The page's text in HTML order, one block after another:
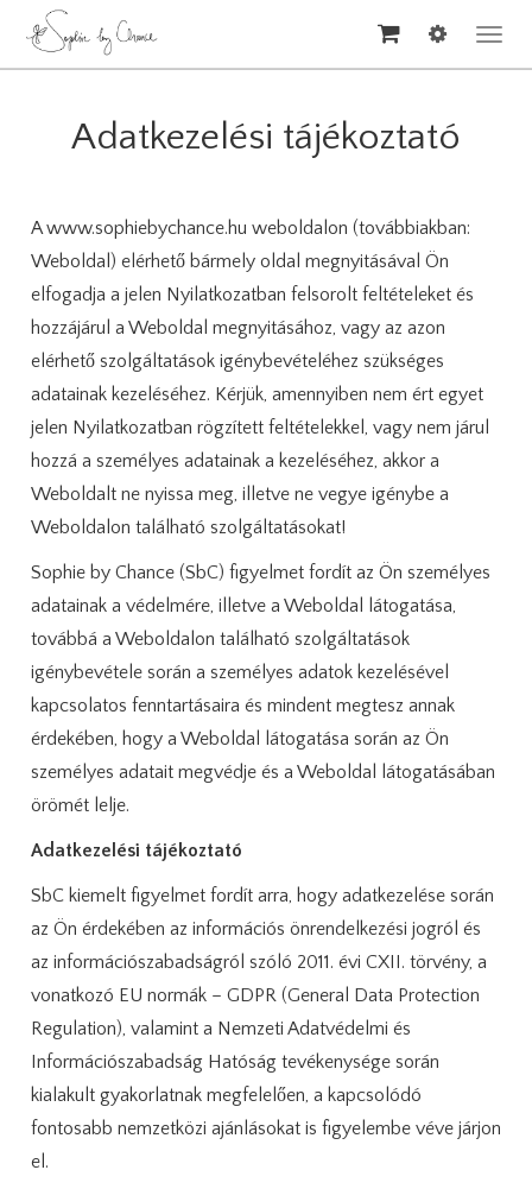
Adatkezelési tájékoztató
A www.sophiebychance.hu weboldalon (továbbiakban:
Weboldal) elérhető bármely oldal megnyitásával Ön
elfogadja a jelen Nyilatkozatban felsorolt feltételeket és
hozzájárul a Weboldal megnyitásához, vagy az azon
elérhető szolgáltatások igénybevételéhez szükséges
adatainak kezeléséhez. Kérjük, amennyiben nem ért egyet
jelen Nyilatkozatban rögzített feltételekkel, vagy nem járul
hozzá a személyes adatainak a kezeléséhez, akkor a
Weboldalt ne nyissa meg, illetve ne vegye igénybe a
Weboldalon található szolgáltatásokat!
Sophie by Chance (SbC) figyelmet fordít az Ön személyes
adatainak a védelmére, illetve a Weboldal látogatása,
továbbá a Weboldalon található szolgáltatások
igénybevétele során a személyes adatok kezelésével
kapcsolatos fenntartásaira és mindent megtesz annak
érdekében, hogy a Weboldal látogatása során az Ön
személyes adatait megvédje és a Weboldal látogatásában
örömét lelje.
Adatkezelési tájékoztató
SbC kiemelt figyelmet fordít arra, hogy adatkezelése során
az Ön érdekében az információs önrendelkezési jogról és
az információszabadságról szóló 2011. évi CXII. törvény, a
vonatkozó EU normák – GDPR (General Data Protection
Regulation), valamint a Nemzeti Adatvédelmi és
Információszabadság Hatóság tevékenysége során
kialakult gyakorlatnak megfelelően, a kapcsolódó
fontosabb nemzetközi ajánlásokat is figyelembe véve járjon
el.